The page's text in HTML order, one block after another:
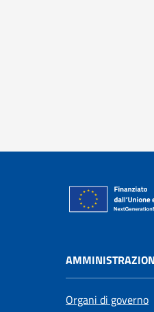
Organi di governo